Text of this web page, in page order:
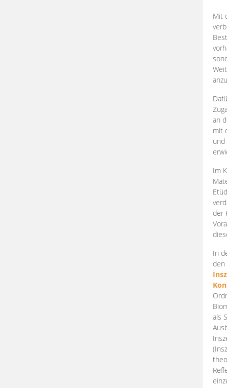
Mit
an
mit
und
Im
der
In
den
als